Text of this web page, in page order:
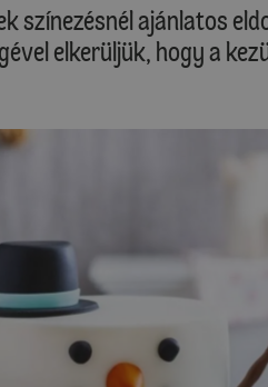
színezésnél ajánlatos
elkerüljük, hogy a